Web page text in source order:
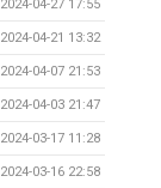
2024-04-27 17:55
2024-04-21 13:32
2024-04-07 21:53
2024-04-03 21:47
2024-03-17 11:28
2024-03-16 22:58